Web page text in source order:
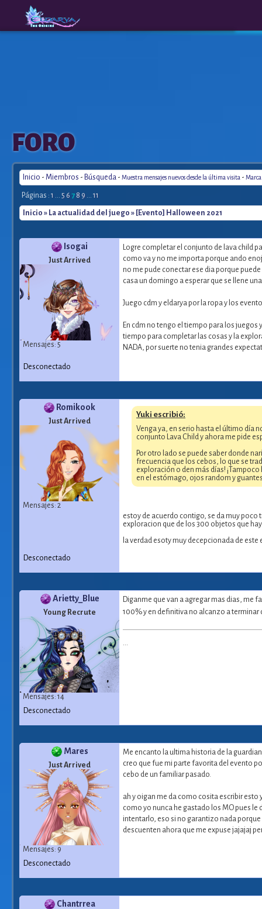
The
Origins
FORO
Inicio - Miembros - Búsqueda - Muestra mensajes nuevos desde la última visita - Marca
Páginas : 1 ... 5 6 7 8 9 ... 11
Inicio » La actualidad del juego » [Evento] Halloween 2021
Isogai
Just Arrived
Mensajes: 5
Logre completar el conjunto de lava child
como va y no me importa porque ando
no me pude conectar ese dia porque
casa un domingo a esperar que se llene
Juego cdm y eldarya por la ropa y los
En cdm no tengo el tiempo para los
tiempo para completar las cosas y la
NADA, por suerte no tenia grandes
Desconectado
Romikook
Just Arrived
Mensajes: 2
Yuki escribió:
Venga ya, en serio hasta el último día
conjunto Lava Child y ahora me pide
Por otro lado se puede saber donde
frecuencia que los cebos, lo que se
exploración o den más días!
en el estómago, ojos random y
estoy de acuerdo contigo, se da muy
exploracion que de los 300 objetos que
la verdad esoty muy decepcionada de este
Desconectado
Arietty_Blue
Young Recrute
Mensajes: 14
Diganme que van a agregar mas dias, me
100% y en definitiva no alcanzo a terminar
...
Desconectado
Mares
Just Arrived
Mensajes: 9
Me encanto la ultima historia de la
creo que fue mi parte favorita del evento
cebo de un familiar pasado.
ah y oigan me da como cosita escribir
como yo nunca he gastado los MO pues le
intentarlo, eso si no garantizo nada
descuenten ahora que me expuse jajajaj
Desconectado
Chantrrea